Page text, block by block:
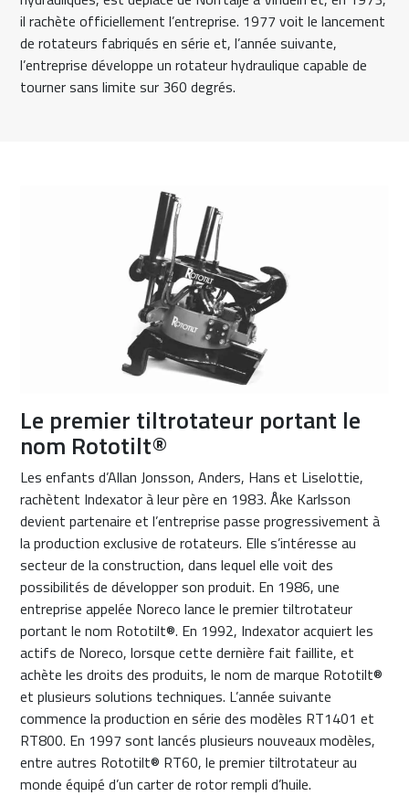
il rachète officiellement l’entreprise. 1977 voit le lancement
de rotateurs fabriqués en série et, l’année suivante,
l’entreprise développe un rotateur hydraulique capable de
tourner sans limite sur 360 degrés.
Le premier tiltrotateur portant le
nom Rototilt®
Les enfants d’Allan Jonsson, Anders, Hans et Liselottie,
rachètent Indexator à leur père en 1983. Åke Karlsson
devient partenaire et l’entreprise passe progressivement à
la production exclusive de rotateurs. Elle s’intéresse au
secteur de la construction, dans lequel elle voit des
possibilités de développer son produit. En 1986, une
entreprise appelée Noreco lance le premier tiltrotateur
portant le nom Rototilt®. En 1992, Indexator acquiert les
actifs de Noreco, lorsque cette dernière fait faillite, et
achète les droits des produits, le nom de marque Rototilt®
et plusieurs solutions techniques. L’année suivante
commence la production en série des modèles RT1401 et
RT800. En 1997 sont lancés plusieurs nouveaux modèles,
entre autres Rototilt® RT60, le premier tiltrotateur au
monde équipé d’un carter de rotor rempli d’huile.